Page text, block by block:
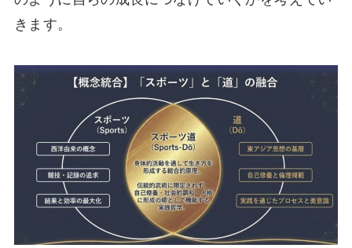
きます。